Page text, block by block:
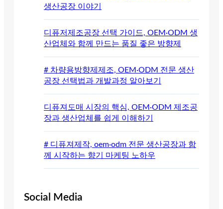
생산공장 이야기
디퓨저제조공장 선택 가이드, OEM·ODM 생
산업체와 함께 만드는 품질 좋은 방향제
# 차량용방향제제조, OEM·ODM 전문 생산
공장 선택법과 개발과정 알아보기
디퓨져도매 시장의 핵심, OEM·ODM 제조공
장과 생산업체를 쉽게 이해하기
# 디퓨져제작, oem·odm 전문 생산공장과 함
께 시작하는 향기 마케팅 노하우
Social Media